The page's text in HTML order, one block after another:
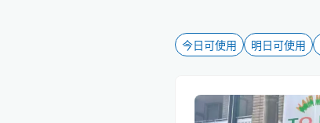
今日可使用 明日可使用